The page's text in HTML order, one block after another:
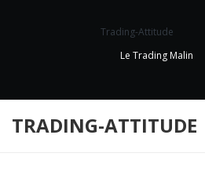
Trading-Attitude
Le Trading Malin
TRADING-ATTITUDE